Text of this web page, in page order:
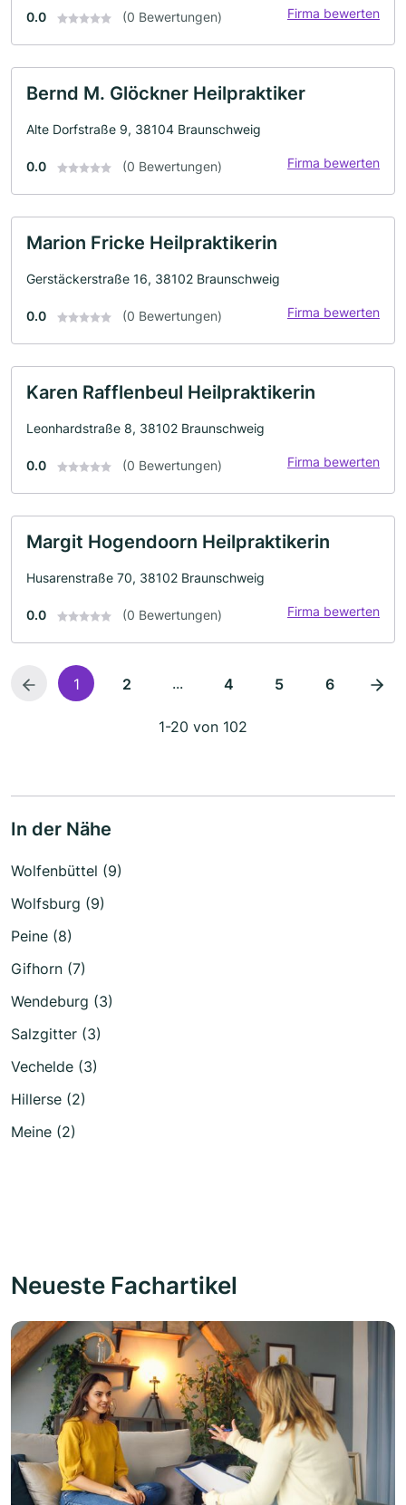
0.0 (0 Bewertungen) Firma bewerten
Bernd M. Glöckner Heilpraktiker
Alte Dorfstraße 9, 38104 Braunschweig
0.0 (0 Bewertungen) Firma bewerten
Marion Fricke Heilpraktikerin
Gerstäckerstraße 16, 38102 Braunschweig
0.0 (0 Bewertungen) Firma bewerten
Karen Rafflenbeul Heilpraktikerin
Leonhardstraße 8, 38102 Braunschweig
0.0 (0 Bewertungen) Firma bewerten
Margit Hogendoorn Heilpraktikerin
Husarenstraße 70, 38102 Braunschweig
0.0 (0 Bewertungen) Firma bewerten
1 2 ... 4 5 6
1-20 von 102
In der Nähe
Wolfenbüttel (9)
Wolfsburg (9)
Peine (8)
Gifhorn (7)
Wendeburg (3)
Salzgitter (3)
Vechelde (3)
Hillerse (2)
Meine (2)
Neueste Fachartikel